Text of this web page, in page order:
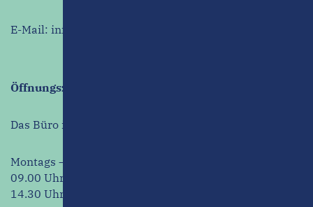
E-Mail: info@stoertebekerhaus.de
Öffnungszeiten
Das Büro ist zu folgenden Zeiten für Sie erreichbar:
Montags – Donnerstags:
09.00 Uhr – 13.00 Uhr u.
14.30 Uhr – 17.00 Uhr